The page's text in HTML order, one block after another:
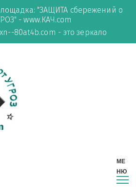
"ЗАЩИТА сбережений о
- www.КАЧ.com
80at4b.com - это зеркало